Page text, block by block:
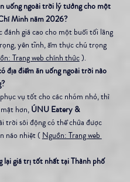
uống ngoài trời lý tưởng cho một
Minh năm 2026?
đánh giá cao cho một buổi tối lãng
yên tĩnh, ẩm thực chú trọng
Trang web chính thức ).
địa điểm ăn uống ngoài trời nào
vụ tốt cho các nhóm nhỏ, thì
hơn, ÚNU Eatery &
trời sôi động có thể chứa được
náo nhiệt ( Nguồn: Trang web
lại giá trị tốt nhất tại Thành phố